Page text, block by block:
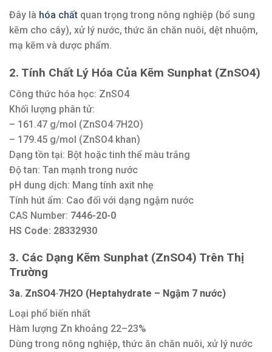
Đây là hóa chất quan trọng trong nông nghiệp (bổ sung
kẽm cho cây), xử lý nước, thức ăn chăn nuôi, dệt nhuộm,
mạ kẽm và dược phẩm.
2. Tính Chất Lý Hóa Của Kẽm Sunphat (ZnSO4)
Công thức hóa học: ZnSO4
Khối lượng phân tử:
– 161.47 g/mol (ZnSO4·7H2O)
– 179.45 g/mol (ZnSO4 khan)
Dạng tồn tại: Bột hoặc tinh thể màu trắng
Độ tan: Tan mạnh trong nước
pH dung dịch: Mang tính axit nhẹ
Tính hút ẩm: Cao đối với dạng ngậm nước
CAS Number: 7446-20-0
HS Code: 28332930
3. Các Dạng Kẽm Sunphat (ZnSO4) Trên Thị
Trường
3a. ZnSO4·7H2O (Heptahydrate – Ngậm 7 nước)
Loại phổ biến nhất
Hàm lượng Zn khoảng 22–23%
Dùng trong nông nghiệp, thức ăn chăn nuôi, xử lý nước